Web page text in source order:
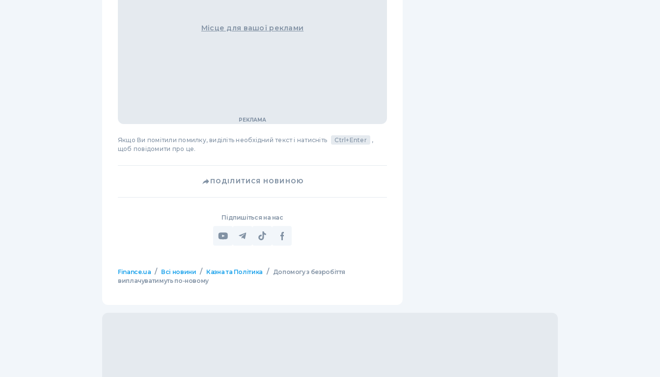
Місце для вашої реклами
Якщо Ви помітили помилку, виділіть необхідний текст і натисніть Ctrl+Enter
,
щоб повідомити про це.
ПОДІЛИТИСЯ НОВИНОЮ
Підпишіться на нас
Finance.ua / Всі новини / Казна та Політика /
Допомогу з безробіття
виплачуватимуть по-новому